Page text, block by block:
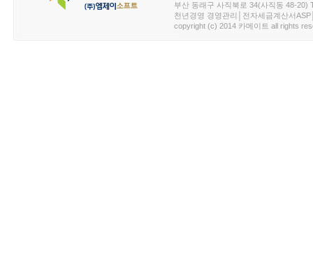
부산 동래구 사직북로 34(사직동 48-20)
천년경영 경영관리│전자세금계산서
copyright (c) 2014 카메이트 all rights